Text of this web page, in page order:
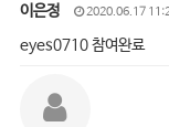
이은정 2020.06.17
eyes0710 참여완료